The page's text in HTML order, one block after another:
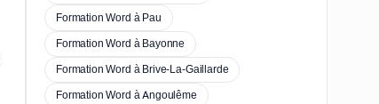
Formation Word à Pau
Formation Word à Bayonne
Formation Word à Brive-La-Gaillarde
Formation Word à Angoulême